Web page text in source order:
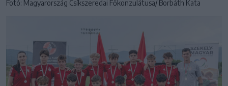
Fotó: Magyarország Csíkszeredai Főkonzulátusa/ Borbáth Kata